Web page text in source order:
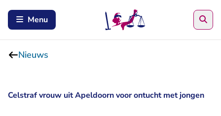
Menu
Nieuws
Celstraf vrouw uit Apeldoorn voor ontucht met jongen